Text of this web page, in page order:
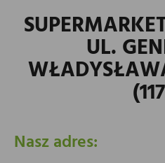
UL.
Nasz adres: